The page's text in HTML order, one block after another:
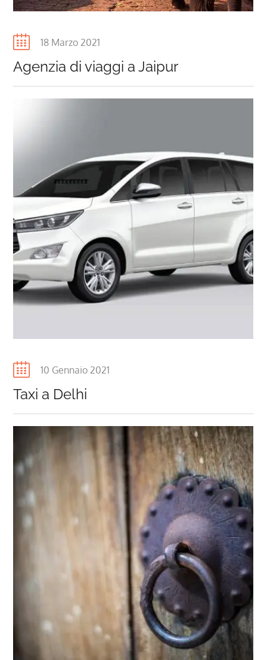
Posted
18 Marzo 2021
Agenzia di viaggi a Jaipur
Posted
10 Gennaio 2021
Taxi a Delhi